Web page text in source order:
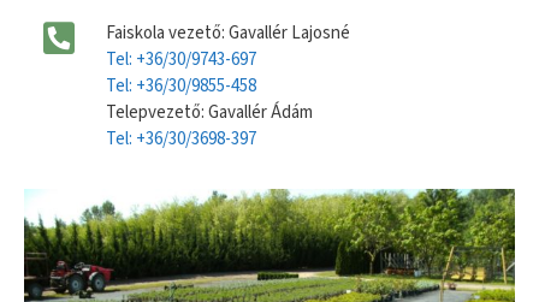
Faiskola vezető: Gavallér Lajosné
Tel: +36/30/9743-697
Tel: +36/30/9855-458
Telepvezető: Gavallér Ádám
Tel: +36/30/3698-397